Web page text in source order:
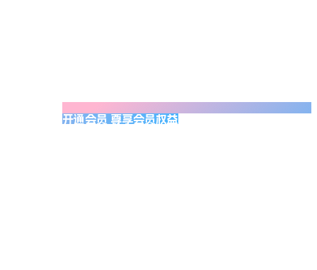
开通会员 尊享会员权益